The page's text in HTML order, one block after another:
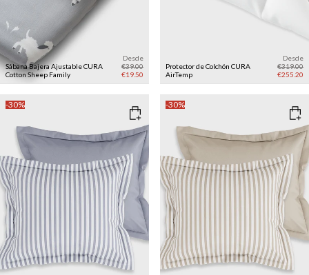
Sábana Bajera Ajustable CURA
CottonSheep Family
Desde
€39.00
€19.50
Protector de Colchón CURA
AirTemp
Desde
€319.00
€255.20
-30% -30%